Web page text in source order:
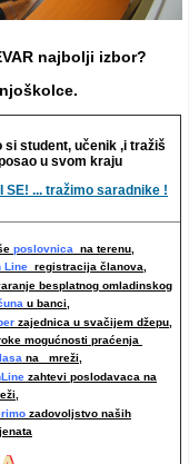
najbolji izbor?
si student, učenik ,i tražiš
u svom kraju
SE! ... tražimo saradnike !
poslovnica na terenu,
Line registracija članova,
besplatnog omladinskog
u banci,
zajednica u svačijem džepu,
mogućnosti praćenja
na mreži,
zahtevi poslodavaca na
,
zadovoljstvo naših